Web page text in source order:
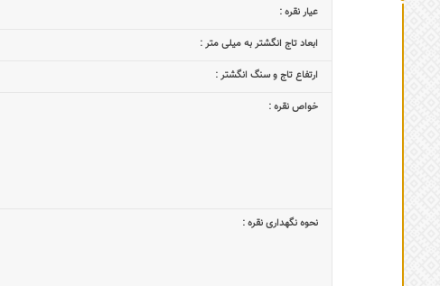
عیار نقره :
ابعاد تاج‌ انگشتر به میلی متر :
ارتفاع تاج و سنگ انگشتر :
خواص نقره :
نحوه نگهداری نقره :